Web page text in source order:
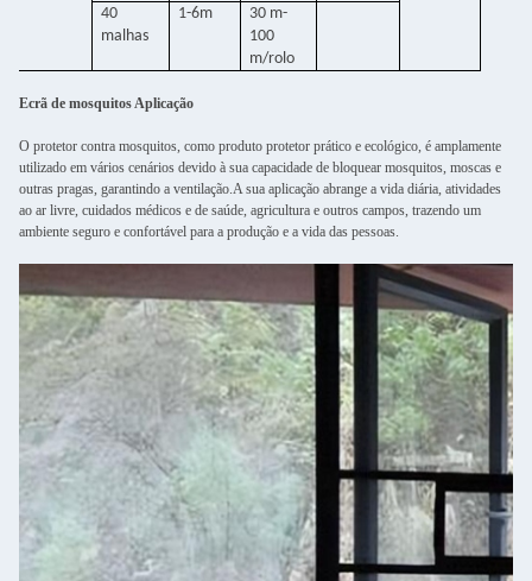
40
malhas
1-6m
30 m-
100
m/rolo
Ecrã de mosquitos Aplicação
O protetor contra mosquitos, como produto protetor prático e ecológico, é amplamente
utilizado em vários cenários devido à sua capacidade de bloquear mosquitos, moscas e
outras pragas, garantindo a ventilação.A sua aplicação abrange a vida diária, atividades
ao ar livre, cuidados médicos e de saúde, agricultura e outros campos, trazendo um
ambiente seguro e confortável para a produção e a vida das pessoas.